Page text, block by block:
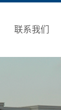
联系我们